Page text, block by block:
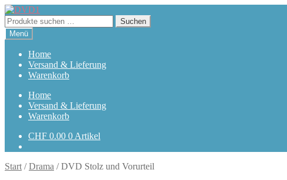
Zur
Navigation
springen
Zum
Inhalt
springen
Suchen
nach:
Suchen
Menü
Home
Versand & Lieferung
Warenkorb
Home
Versand & Lieferung
Warenkorb
CHF 0.00 0 Artikel
Start /Drama /DVD Stolz und Vorurteil